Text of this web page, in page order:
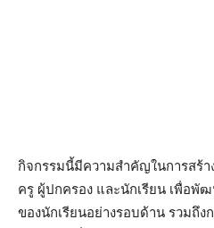
กิจกรรมนี้มีความสำคัญในการสร้า
ครู ผู้ปกครอง และนักเรียน เพื่อ
ของนักเรียนอย่างรอบด้าน รวมถึ